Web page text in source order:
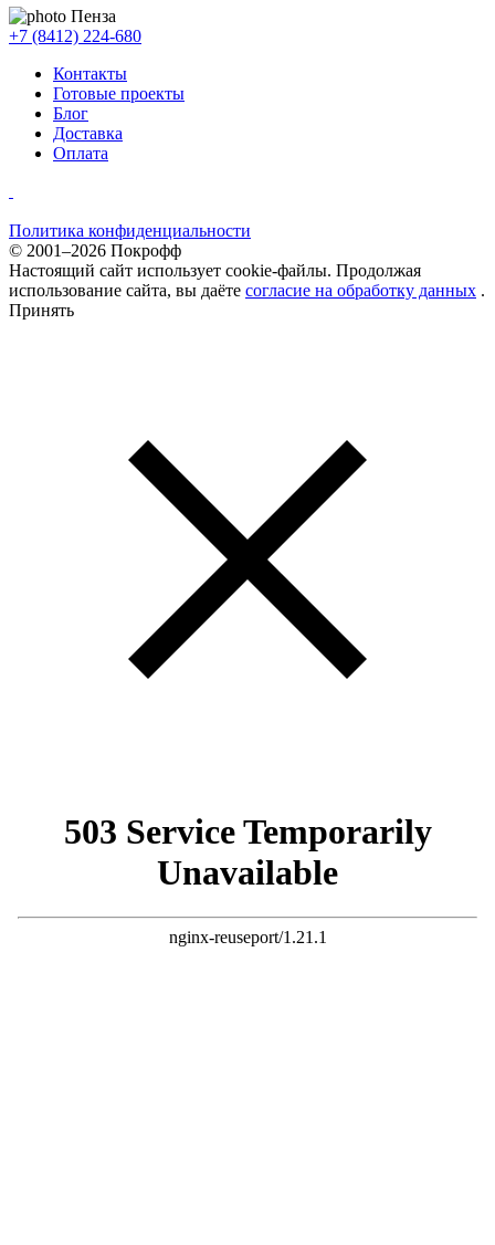
Пенза
+7 (8412) 224-680
Контакты
Готовые проекты
Блог
Доставка
Оплата
Политика конфиденциальности
© 2001–2026 Покрофф
Настоящий сайт использует cookie-файлы. Продолжая
использование сайта, вы даёте согласие на обработку данных .
Принять